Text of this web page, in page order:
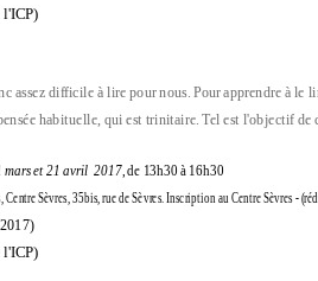
l'ICP)
assez difficile à lire pour nous. Pour apprendre à le
habituelle, qui est trinitaire. Tel est l'objectif de
mars et 21 avril 2017, de 13h30 à 16h30
,Centre Sèvres, 35bis, rue de Sèvres. Inscription au Centre Sèvres -
l'ICP)